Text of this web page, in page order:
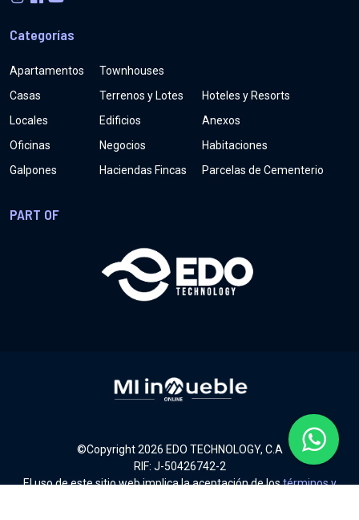
Categorías
Apartamentos
Casas
Locales
Oficinas
Galpones
Townhouses
Terrenos y Lotes
Edificios
Negocios
Haciendas Fincas
Hoteles y Resorts
Anexos
Habitaciones
Parcelas de Cementerio
PART OF
©Copyright2026 EDO TECHNOLOGY, C.A
RIF: J-50426742-2
El uso de este sitio web implica la aceptación de lostérminos y